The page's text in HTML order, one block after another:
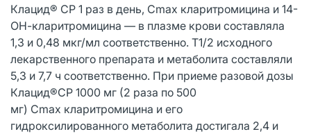
Клацид® СР 1 раз в день, Cmax кларитромицина и 14-
ОН-кларитромицина — в плазме крови составляла
1,3 и 0,48 мкг/мл соответственно. T1/2 исходного
лекарственного препарата и метаболита составляли
5,3 и 7,7 ч соответственно. При приеме разовой дозы
Клацид®СР 1000 мг (2 раза по 500
мг) Cmax кларитромицина и его
гидроксилированного метаболита достигала 2,4 и